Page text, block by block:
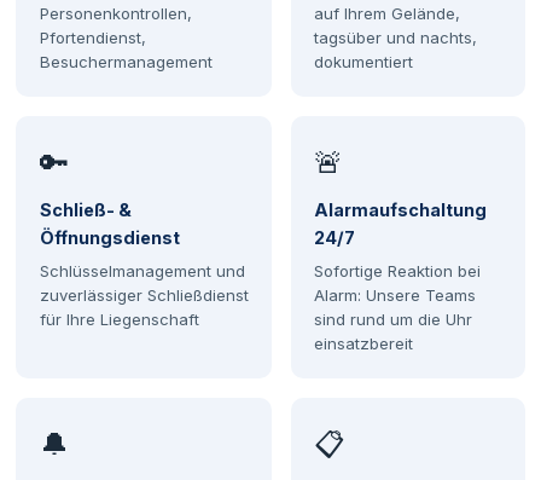
Personenkontrollen,
Pfortendienst,
Besuchermanagement
auf Ihrem Gelände,
tagsüber und nachts,
dokumentiert
🔑
Schließ- &
Öffnungsdienst
Schlüsselmanagement und
zuverlässiger Schließdienst
für Ihre Liegenschaft
🚨
Alarmaufschaltung
24/7
Sofortige Reaktion bei
Alarm: Unsere Teams
sind rund um die Uhr
einsatzbereit
🔔 📋